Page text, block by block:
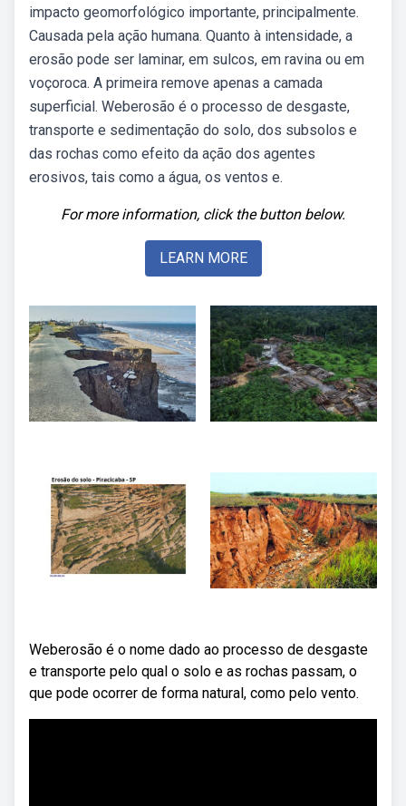
impacto geomorfológico importante, principalmente.
Causada pela ação humana. Quanto à intensidade, a
erosão pode ser laminar, em sulcos, em ravina ou em
voçoroca. A primeira remove apenas a camada
superficial. Weberosão é o processo de desgaste,
transporte e sedimentação do solo, dos subsolos e
das rochas como efeito da ação dos agentes
erosivos, tais como a água, os ventos e.
For more information, click the button below.
LEARN MORE
Weberosão é o nome dado ao processo de desgaste
e transporte pelo qual o solo e as rochas passam, o
que pode ocorrer de forma natural, como pelo vento.